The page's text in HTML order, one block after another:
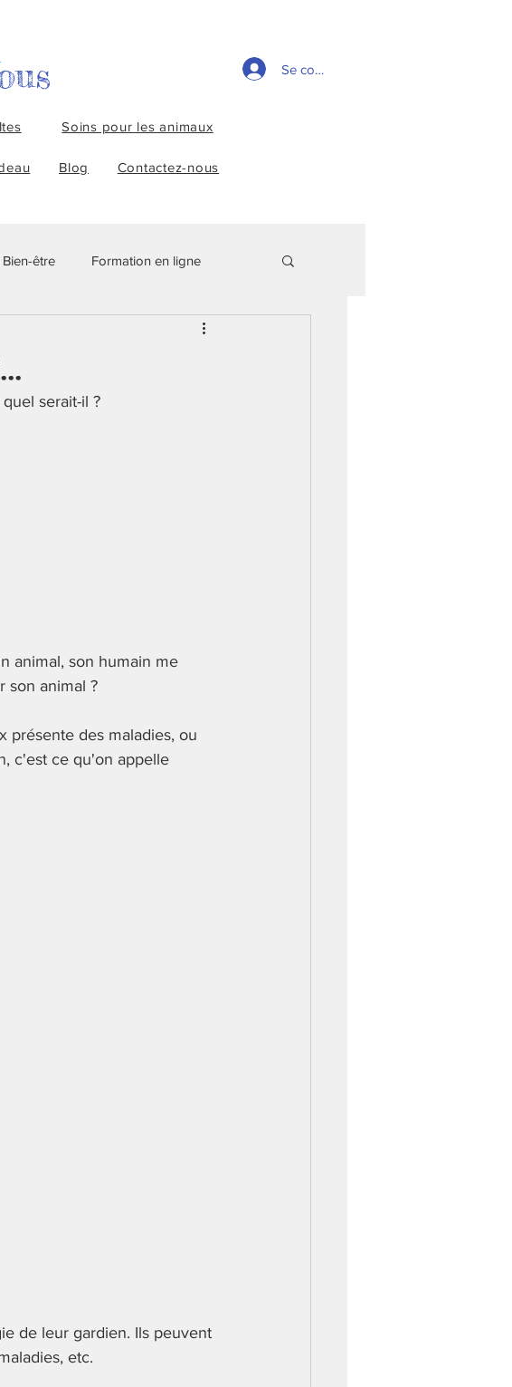
Soins pour les animaux
Blog Contactez-nous
Se connecter
Bien-être Formation en ligne
Musique Reiki
serait-il ?
animal, son humain me
son animal ?
présente des maladies, ou
c'est ce qu'on appelle
de leur gardien. Ils peuvent
etc.